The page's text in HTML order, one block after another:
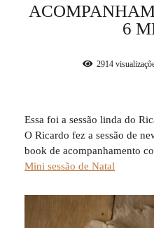
6
2914
Essa foi a sessão linda do
O Ricardo fez a sessão de
book de acompanhamento
Mini sessão de Natal